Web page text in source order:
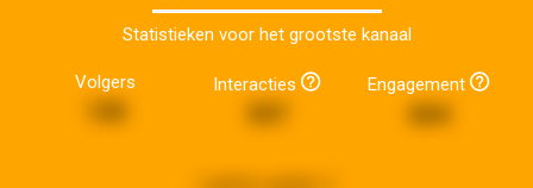
Statistieken voor het grootste kanaal
Volgers Interacties Engagement
664